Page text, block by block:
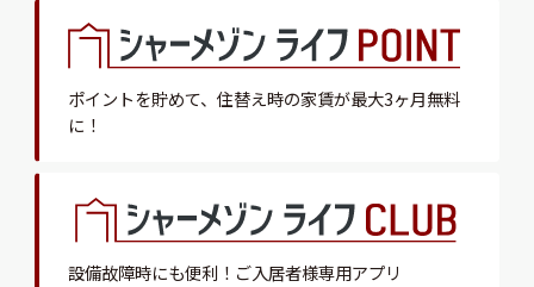
ポイントを貯めて、 住替え時の家賃が最大3ヶ月無料
に！
設備故障時にも便利！ ご入居者様専用アプリ